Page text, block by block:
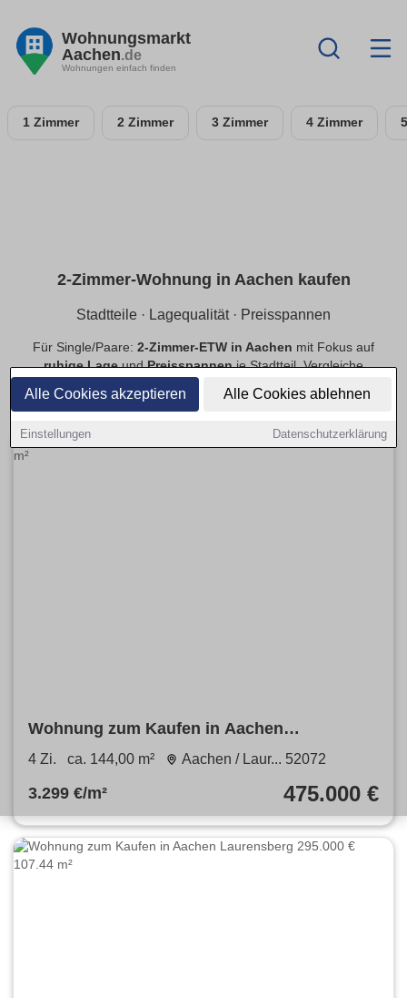
Alle Cookies akzeptieren Alle Cookies ablehnen
Einstellungen Datenschutzerklärung
Wohnungsmarkt
Aachen.de
Wohnungen einfach finden
1 Zimmer 2 Zimmer 3 Zimmer 4 Zimmer
2-Zimmer-Wohnung in Aachen kaufen
Stadtteile · Lagequalität · Preisspannen
Für Single/Paare: 2-Zimmer-ETW in Aachen mit Fokus auf
ruhige LageundPreisspannenje Stadtteil. Vergleiche
, priorisiere
Wohnung zum Kaufen in Aachen
Laurensberg 475.000 € 144 m²
4 Zi. ca. 144,00 m² Aachen / Laur... 52072
3.299 €/m² 475.000 €